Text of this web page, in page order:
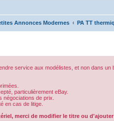
Annonces Modernes PA TT
service aux modélistes, et non dans un
particulièrement eBay.
négociations de prix.
en cas de litige.
merci de modifier le titre ou